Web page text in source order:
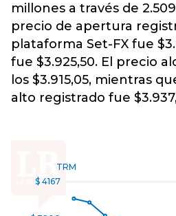
millones a través de
precio de apertura
plataforma Set-FX fue
fue $3.925,50. El precio
los $3.915,05, mientras
alto registrado fue